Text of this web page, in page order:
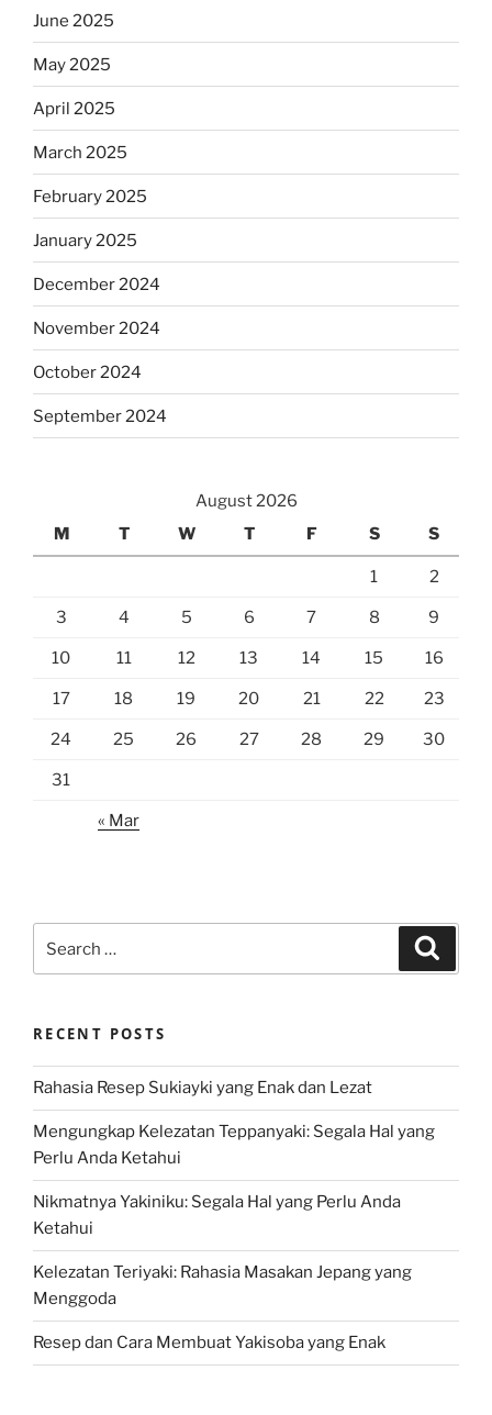
June 2025
May 2025
April 2025
March 2025
February 2025
January 2025
December 2024
November 2024
October 2024
September 2024
August 2026
M
T W T F S S
1 2
3 4 5 6 7 8 9
10 11 12 13 14 15 16
17 18 19 20 21 22 23
24 25 26 27 28 29 30
31
« Mar
for:
RECENT POSTS
Rahasia Resep Sukiayki yang Enak dan Lezat
Mengungkap Kelezatan Teppanyaki: Segala Hal yang
Perlu Anda Ketahui
Nikmatnya Yakiniku: Segala Hal yang Perlu Anda
Ketahui
Kelezatan Teriyaki: Rahasia Masakan Jepang yang
Menggoda
Resep dan Cara Membuat Yakisoba yang Enak